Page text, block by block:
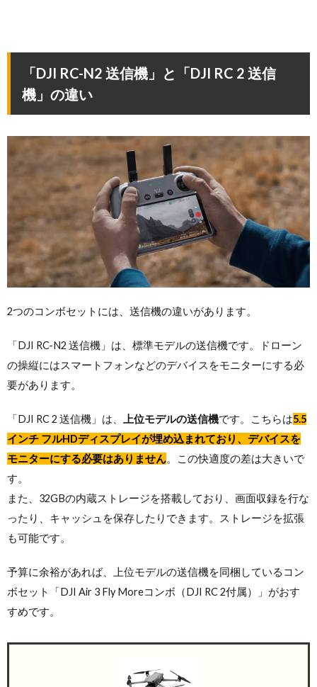
「DJI RC-N2 送信機」と「DJI RC 2 送信
機」の違い
2つのコンボセットには、送信機の違いがあります。
「DJI RC-N2 送信機」は、標準モデルの送信機です。ドローン
の操縦にはスマートフォンなどのデバイスをモニターにする必
要があります。
「DJI RC 2 送信機」は、 上位モデルの送信機です。こちらは5.5
インチ フルHDディスプレイが埋め込まれており、デバイスを
モニターにする必要はありません。この快適度の差は大きいで
す。
また、32GBの内蔵ストレージを搭載しており、画面収録を行な
ったり、キャッシュを保存したりできます。ストレージを拡張
も可能です。
予算に余裕があれば、上位モデルの送信機を同梱しているコン
ボセット「DJI Air 3 Fly Moreコンボ（DJI RC 2付属）」がおす
すめです。